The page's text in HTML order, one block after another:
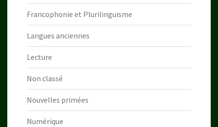
Francophonie et Plurilinguisme
Langues anciennes
Lecture
Non classé
Nouvelles primées
Numérique